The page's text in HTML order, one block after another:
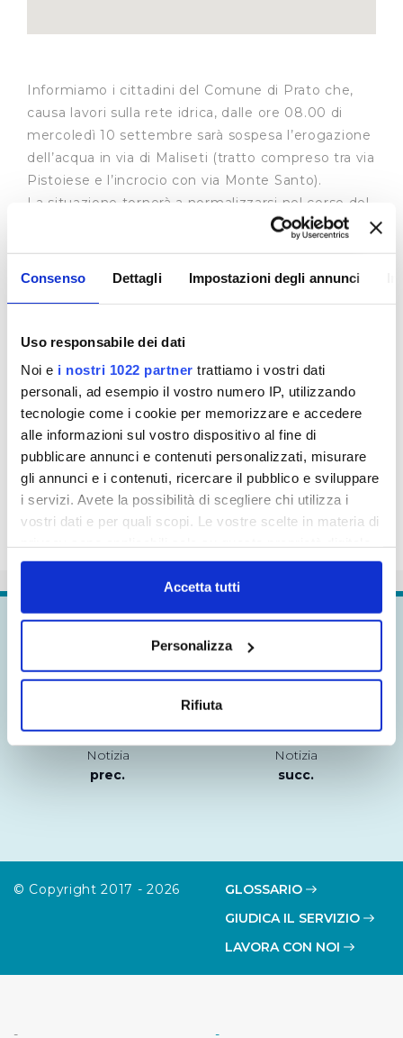
Consenso Dettagli Impostazioni degli annunci
Uso responsabile dei dati
Noi e i nostri 1022 partner trattiamo i vostri dati
personali, ad esempio il vostro numero IP, utilizzando
tecnologie come i cookie per memorizzare e accedere
alle informazioni sul vostro dispositivo al fine di
pubblicare annunci e contenuti personalizzati, misurare
gli annunci e i contenuti, ricercare il pubblico e sviluppare
i servizi. Avete la possibilità di scegliere chi utilizza i
vostri dati e per quali scopi. Le vostre scelte in materia di
in cui avete effettuato le vostre scelte. È possibile
modificare o revocare il proprio consenso in qualsiasi
momento dalla Dichiarazione sui cookie o facendo clic
Con il tuo consenso, vorremmo anche:
raccogliere informazioni sulla tua posizione
Identificare il tuo dispositivo, scansionandolo
attivamente alla ricerca di caratteristiche specifiche
dalla Dichiarazione sui cookie.
Accetta tutti
Personalizza
Rifiuta
Informiamo i cittadini del Comune di Prato che,
causa lavori sulla rete idrica, dalle ore 08.00 di
mercoledì 10 settembre sarà sospesa l’erogazione
dell’acqua in via di Maliseti (tratto compreso tra via
Pistoiese e l’incrocio con via Monte Santo).
La situazione tornerà a normalizzarsi nel corso del
pomeriggio. In caso di condizioni meteo avverse
utile successivo.
Notizia
prec.
Notizia
succ.
© Copyright 2017 - 2026
GLOSSARIO
GIUDICA IL SERVIZIO
LAVORA CON NOI
-
-